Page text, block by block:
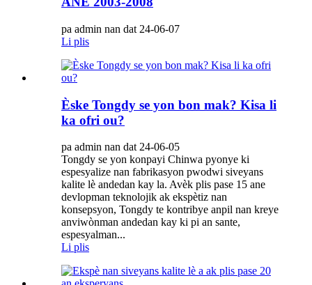
pa admin nan dat 24-06-07
Li plis
Èske Tongdy se yon bon mak? Kisa li
ka ofri ou?
pa admin nan dat 24-06-05
Tongdy se yon konpayi Chinwa pyonye ki
espesyalize nan fabrikasyon pwodwi siveyans
kalite lè andedan kay la. Avèk plis pase 15 ane
devlopman teknolojik ak ekspètiz nan
konsepsyon, Tongdy te kontribye anpil nan kreye
anviwònman andedan kay ki pi an sante,
espesyalman...
Li plis